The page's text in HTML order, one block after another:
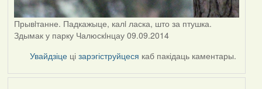
Прывiтанне. Падкажыце, калi ласка, што за птушка.
Здымак у парку Чалюскiнцау 09.09.2014
Увайдзіце цізарэгіструйцеся каб пакідаць каментары.